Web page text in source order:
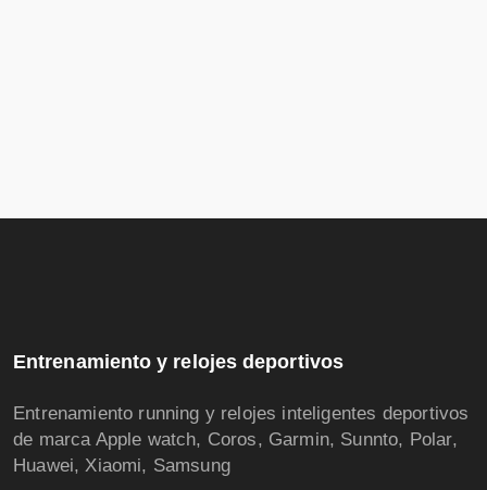
Entrenamiento y relojes deportivos
Entrenamiento running y relojes inteligentes deportivos
de marca Apple watch, Coros, Garmin, Sunnto, Polar,
Huawei, Xiaomi, Samsung